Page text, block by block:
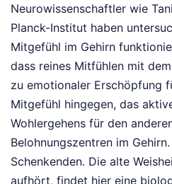
Neurowissenschaftler wie
Planck-Institut haben
Mitgefühl im Gehirn
dass reines Mitfühlen mit
zu emotionaler Erschöpfung
Mitgefühl hingegen, das
Wohlergehens für den
Belohnungszentren im
Schenkenden. Die alte
aufhört, findet hier eine